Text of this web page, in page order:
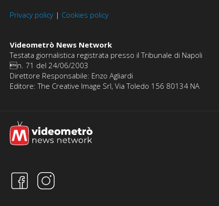
Privacy policy | Cookies policy
Videometrò News Network
Testata giornalistica registrata presso il Tribunale di Napoli
n. 71 del 24/06/2003
Direttore Responsabile: Enzo Agliardi
Editore: The Creative Image Srl, Via Toledo 156 80134 NA